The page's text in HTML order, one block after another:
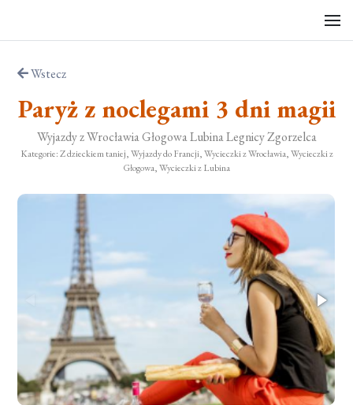
Wstecz
Paryż z noclegami 3 dni magii
Wyjazdy z Wrocławia Głogowa Lubina Legnicy Zgorzelca
Kategorie: Z dzieckiem taniej, Wyjazdy do Francji, Wycieczki z Wrocławia, Wycieczki z
Głogowa, Wycieczki z Lubina